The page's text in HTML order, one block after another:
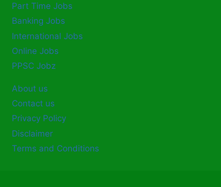
Part Time Jobs
Banking Jobs
International Jobs
Online Jobs
PPSC Jobz
About us
Contact us
Privacy Policy
Disclaimer
Terms and Conditions